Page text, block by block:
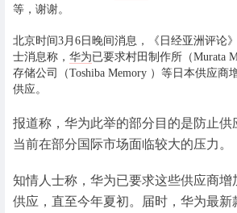
等，谢谢。
北京时间3月6日晚间消息，《日经亚洲评论
士消息称， 华为已要求村田制作所（Murata
存储公司（Toshiba Memory ）等日本供应商
供应。
报道称，华为此举的部分目的是防止供
当前在部分国际市场面临较大的压力。
知情人士称，华为已要求这些供应商增
供应，直至今年夏初。届时，华为最新